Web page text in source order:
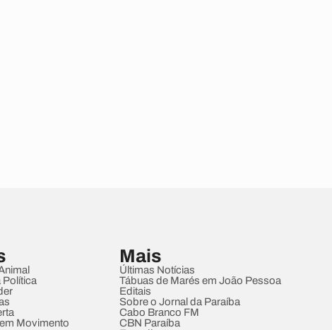
Movimento
Mais
Últimas Notícias
Tábuas de Marés em João Pessoa
Editais
Sobre o Jornal da Paraíba
Cabo Branco FM
CBN Paraíba